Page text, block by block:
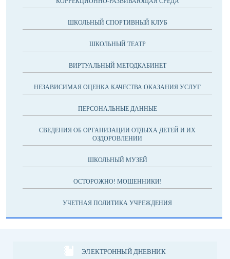
ШКОЛЬНЫЙ СПОРТИВНЫЙ КЛУБ
ШКОЛЬНЫЙ ТЕАТР
ВИРТУАЛЬНЫЙ МЕТОДКАБИНЕТ
НЕЗАВИСИМАЯ ОЦЕНКА КАЧЕСТВА ОКАЗАНИЯ УСЛУГ
ПЕРСОНАЛЬНЫЕ ДАННЫЕ
СВЕДЕНИЯ ОБ ОРГАНИЗАЦИИ ОТДЫХА ДЕТЕЙ И ИХ
ОЗДОРОВЛЕНИИ
ШКОЛЬНЫЙ МУЗЕЙ
ОСТОРОЖНО! МОШЕННИКИ!
УЧЕТНАЯ ПОЛИТИКА УЧРЕЖДЕНИЯ
ЭЛЕКТРОННЫЙ ДНЕВНИК